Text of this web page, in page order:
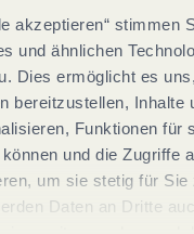
akzeptieren“ stimmen
und ähnlichen
Dies ermöglicht es
bereitzustellen, Inhalte
Funktionen für
und die Zugriffe
um sie stetig für Sie
Daten an Dritte